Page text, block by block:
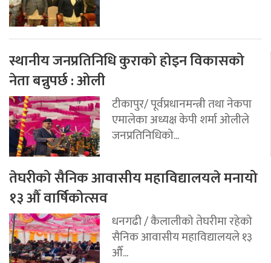
स्थानीय जनप्रतिनिधि कुराको होइन विकासको
नेता बन्नुपर्छ : ओली
टीकापुर/ पूर्वप्रधानमन्त्री तथा नेकपा
एमालेका अध्यक्ष केपी शर्मा ओलीले
जनप्रतिनिधिको...
तेघरीको सैनिक आवासीय महाविद्यालयले मनायो
१३ औँ वार्षिकोत्सव
धनगढी / कैलालीको तेघरीमा रहेको
सैनिक आवासीय महाविद्यालयले १३
औँ...